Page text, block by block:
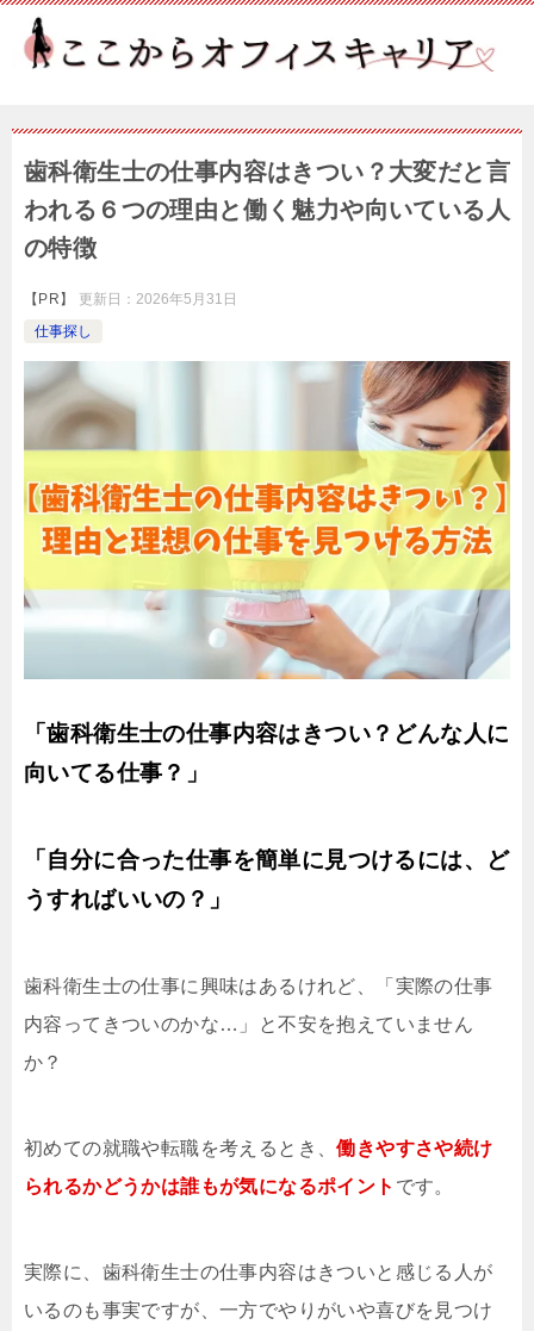
歯科衛生士の仕事内容はきつい？大変だと言
われる６つの理由と働く魅力や向いている人
の特徴
【PR】 更新日： 2026年5月31日
仕事探し
「歯科衛生士の仕事内容はきつい？どんな人に
向いてる仕事？」
「自分に合った仕事を簡単に見つけるには、ど
うすればいいの？」
歯科衛生士の仕事に興味はあるけれど、「実際の仕事
内容ってきついのかな…」と不安を抱えていません
か？
初めての就職や転職を考えるとき、働きやすさや続け
られるかどうかは誰もが気になるポイント です。
実際に、歯科衛生士の仕事内容はきついと感じる人が
いるのも事実ですが、一方でやりがいや喜びを見つけ